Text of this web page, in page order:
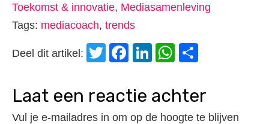
Toekomst & innovatie, Mediasamenleving
Tags: mediacoach, trends
Deel dit artikel: Twitter
Facebook
LinkedIn
WhatsApp
laat een reactie achter
Vul je e-mailadres in om op de hoogte te blijven